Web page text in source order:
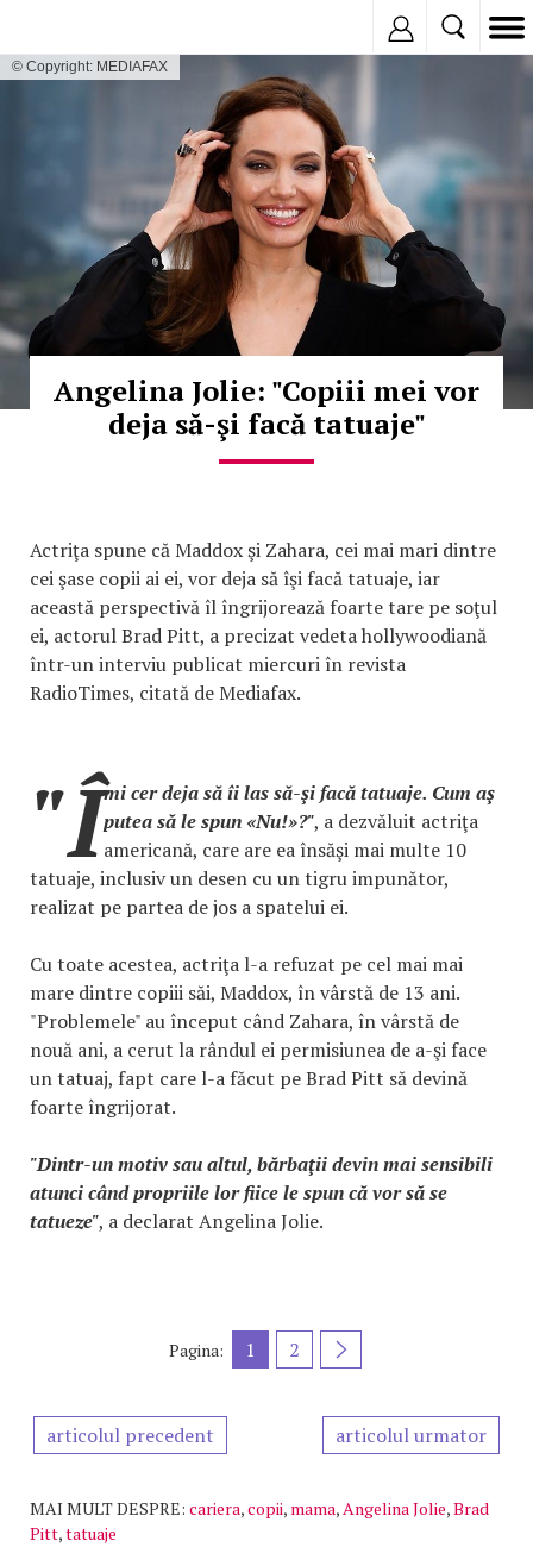
© Copyright: MEDIAFAX
Angelina Jolie: "Copiii mei vor
deja să-şi facă tatuaje"
Actriţa spune că Maddox şi Zahara, cei mai mari dintre
cei şase copii ai ei, vor deja să îşi facă tatuaje, iar
această perspectivă îl îngrijorează foarte tare pe soţul
ei, actorul Brad Pitt, a precizat vedeta hollywoodiană
într-un interviu publicat miercuri în revista
RadioTimes, citată de Mediafax.
"Îmi cer deja să îi las să-şi facă tatuaje. Cum aş
putea să le spun «Nu!»?", a dezvăluit actriţa
americană, care are ea însăşi mai multe 10
tatuaje, inclusiv un desen cu un tigru impunător,
realizat pe partea de jos a spatelui ei.
Cu toate acestea, actriţa l-a refuzat pe cel mai mai
mare dintre copiii săi, Maddox, în vârstă de 13 ani.
"Problemele" au început când Zahara, în vârstă de
nouă ani, a cerut la rândul ei permisiunea de a-şi face
un tatuaj, fapt care l-a făcut pe Brad Pitt să devină
foarte îngrijorat.
"Dintr-un motiv sau altul, bărbaţii devin mai sensibili
atunci când propriile lor fiice le spun că vor să se
tatueze", a declarat Angelina Jolie.
Pagina: 1 2
articolul precedent articolul urmator
MAI MULT DESPRE: cariera,copii, mama,Angelina Jolie,Brad
Pitt,tatuaje